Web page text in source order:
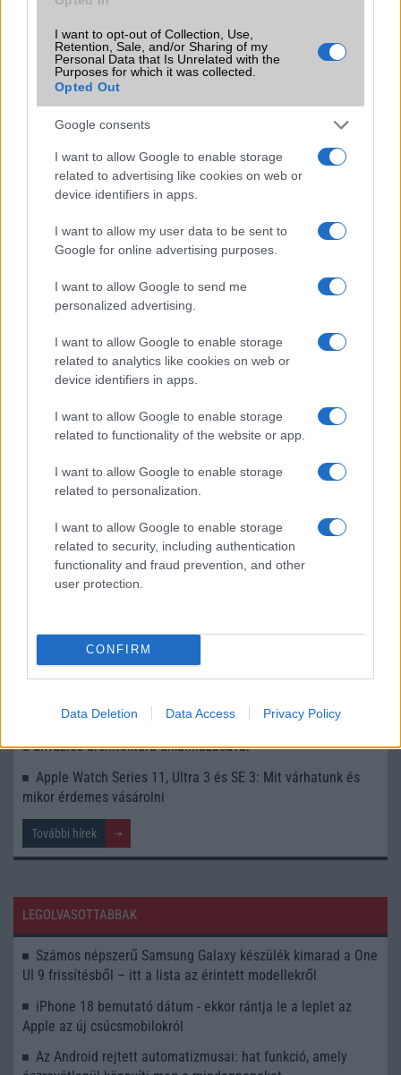
I want to opt-out of Collection, Use,
Retention, Sale, and/or Sharing of my
Personal Data that Is Unrelated with the
Purposes for which it was collected.
Opted Out
Google consents
I want to allow Google to enable storage
related to advertising like cookies on web or
device identifiers in apps.
I want to allow my user data to be sent to
Google for online advertising purposes.
I want to allow Google to send me
personalized advertising.
I want to allow Google to enable storage
related to analytics like cookies on web or
device identifiers in apps.
I want to allow Google to enable storage
related to functionality of the website or app.
I want to allow Google to enable storage
related to personalization.
I want to allow Google to enable storage
related to security, including authentication
functionality and fraud prevention, and other
user protection.
CONFIRM
Data Deletion Data Access Privacy Policy
Az Android rejtett automatizmusai: hat
funkció, amely észrevétlenül könnyíti
meg a mindennapokat
2026.06.14| Android Police
Sok felhasználó külön alkalmazásokra esküszik, pedig az
Android már évek óta olyan intelligens funkciókat kínál,
amelyek maguktól dolgoznak a háttérben.
megváltoztatja a mobilhasználatot –
sokan mégsem tudnak róla
Az Edge Panel az egyik leghasznosabb funkció, amely
jelentősen felgyorsítja a mindennapi használatot,
KAPCSOLÓDÓ HÍREK
Android 4.2 Jelly Bean: mik az újdonságok?
A Google Chrome új biztonsági ellenőrzése a nem kívánt
webes értesítések megszüntetésére összpontosít
Így változtatja meg a jelszókezelésünket ez az újítás
technológiában
Ezek az iPhone-ok, iPadek és Macek már nem kapják meg
a diffúziós architektúra alkalmazásával
Apple Watch Series 11, Ultra 3 és SE 3: Mit várhatunk és
mikor érdemes vásárolni
További hírek
LEGOLVASOTTABBAK
Számos népszerű Samsung Galaxy készülék kimarad a One
UI 9 frissítésből – itt a lista az érintett modellekről
iPhone 18 bemutató dátum - ekkor rántja le a leplet az
Apple az új csúcsmobilokról
Az Android rejtett automatizmusai: hat funkció, amely